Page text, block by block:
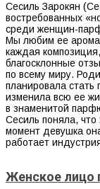
Сесиль Зарокян
востребованных
среди женщин-
Мы любим ее
каждая
благосклонные
по всему миру.
планировала
изменила всю ее
в знаменитой
Сесиль поняла,
момент девушка
работает
Женское лицо